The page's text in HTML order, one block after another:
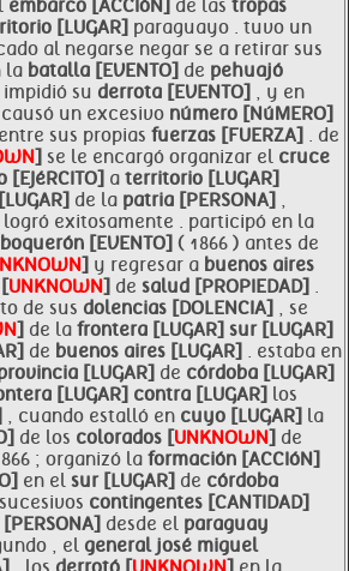
embarco [ACCIóN] de las tropas
[LUGAR] paraguayo . tuvo un
al negarse negar se a retirar sus
la batalla [EVENTO] de pehuajó
su derrota [EVENTO] , y en
causó un excesivo número [NúMERO]
entre sus propias fuerzas [FUERZA] . de
] se le encargó organizar el cruce
a territorio [LUGAR]
de la patria [PERSONA] ,
logró exitosamente . participó en la
boquerón [EVENTO] ( 1866 ) antes de
] y regresar a buenos aires
UNKNOWN] de salud [PROPIEDAD] .
de sus dolencias [DOLENCIA] , se
] de la frontera [LUGAR] sur [LUGAR]
de buenos aires [LUGAR] . estaba en
[LUGAR] de córdoba [LUGAR]
[LUGAR] contra [LUGAR] los
, cuando estalló en cuyo [LUGAR] la
de los colorados [UNKNOWN] de
; organizó la formación [ACCIóN]
en el sur [LUGAR] de córdoba
contingentes [CANTIDAD]
desde el paraguay
, el general josé miguel